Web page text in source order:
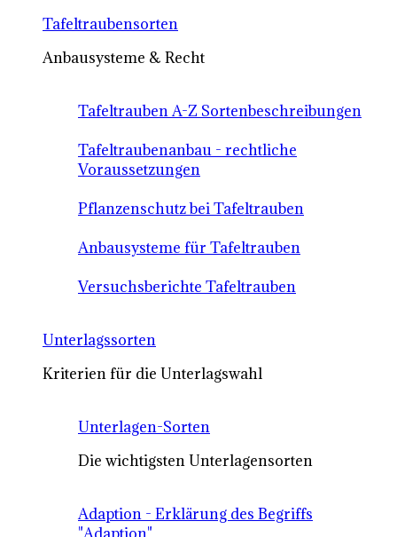
Tafeltraubensorten
Anbausysteme & Recht
Tafeltrauben A-Z Sortenbeschreibungen
Tafeltraubenanbau - rechtliche
Voraussetzungen
Pflanzenschutz bei Tafeltrauben
Anbausysteme für Tafeltrauben
Versuchsberichte Tafeltrauben
Unterlagssorten
Kriterien für die Unterlagswahl
Unterlagen-Sorten
Die wichtigsten Unterlagensorten
Adaption - Erklärung des Begriffs